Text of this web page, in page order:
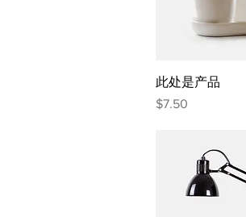
此处是产品
價格
$7.50